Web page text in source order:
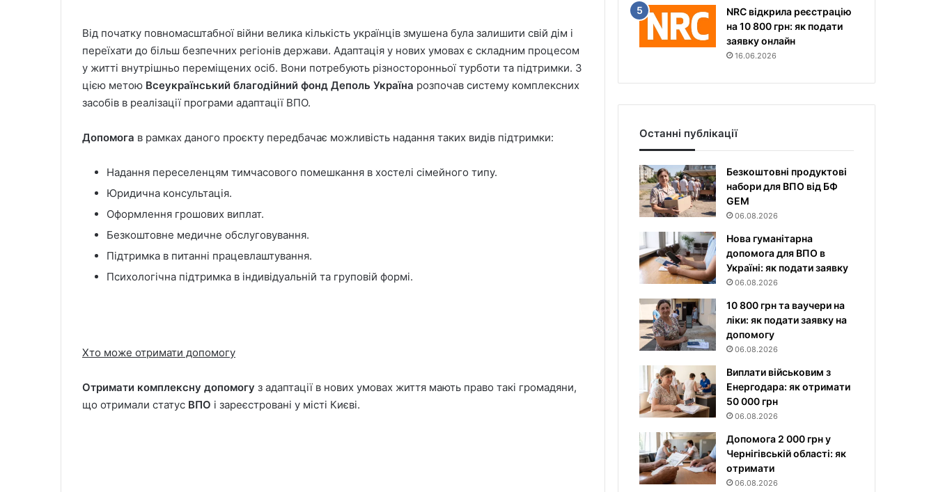
Від початку повномасштабної війни велика кількість українців змушена була залишити свій дім і
переїхати до більш безпечних регіонів держави. Адаптація у нових умовах є складним процесом
у житті внутрішньо переміщених осіб. Вони потребують різносторонньої турботи та підтримки. З
цією метою Всеукраїнський благодійний фонд Деполь Україна розпочав систему комплексних
засобів в реалізації програми адаптації ВПО.
Допомога в рамках даного проєкту передбачає можливість надання таких видів підтримки:
Надання переселенцям тимчасового помешкання в хостелі сімейного типу.
Юридична консультація.
Оформлення грошових виплат.
Безкоштовне медичне обслуговування.
Підтримка в питанні працевлаштування.
Психологічна підтримка в індивідуальній та груповій формі.
Хто може отримати допомогу
Отримати комплексну допомогу з адаптації в нових умовах життя мають право такі громадяни,
що отримали статус ВПО і зареєстровані у місті Києві.
NRC відкрила реєстрацію
на 10 800 грн: як подати
заявку онлайн
16.06.2026
Останні публікації
Безкоштовні продуктові
набори для ВПО від БФ
GEM
06.08.2026
Нова гуманітарна
допомога для ВПО в
Україні: як подати заявку
06.08.2026
10 800 грн та ваучери на
ліки: як подати заявку на
допомогу
06.08.2026
Виплати військовим з
Енергодара: як отримати
50 000 грн
06.08.2026
Допомога 2 000 грн у
Чернігівській області: як
отримати
06.08.2026